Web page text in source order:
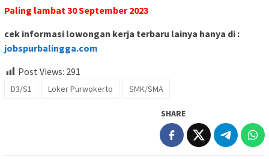
Paling lambat 30 September 2023
cek informasi lowongan kerja terbaru lainya hanya di :
jobspurbalingga.com
Post Views: 291
D3/S1 Loker Purwokerto SMK/SMA
SHARE